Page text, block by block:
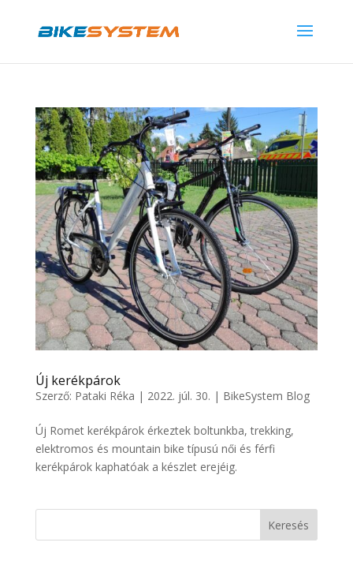
Új kerékpárok
Szerző: Pataki Réka | 2022. júl. 30. | BikeSystem Blog
Új Romet kerékpárok érkeztek boltunkba, trekking,
elektromos és mountain bike típusú női és férfi
kerékpárok kaphatóak a készlet erejéig.